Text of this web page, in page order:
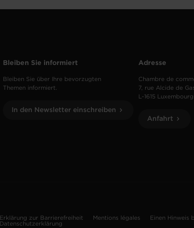
Bleiben Sie informiert
Bleiben Sie über Ihre bevorzugten
Themen informiert.
In den Newsletter einschreiben
Adresse
Chambre de
7, rue Alcide de
L-1615
Anfahrt
Erklärung zur Barrierefreiheit Mentions légales
Einen Hinweis
Datenschutzerklärung